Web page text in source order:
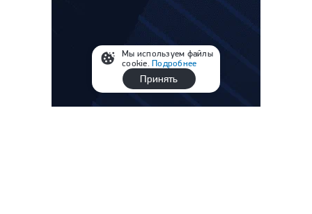
Мы используем файлы
cookie.Подробнее
Принять